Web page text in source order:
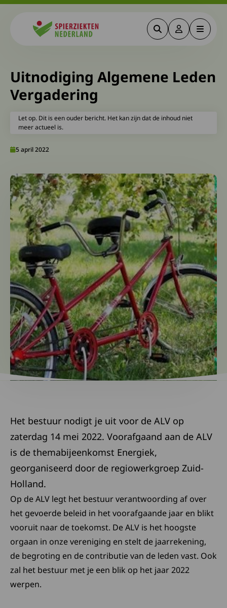
ZoekenDeze link
Menu
Uitnodiging Algemene Leden
Vergadering
Let op. Dit is een ouder bericht. Het kan zijn dat de inhoud niet
meer actueel is.
5 april 2022
Het bestuur nodigt je uit voor de ALV op
zaterdag 14 mei 2022. Voorafgaand aan de ALV
is de themabijeenkomst Energiek,
georganiseerd door de regiowerkgroep Zuid-
Holland.
Op de ALV legt het bestuur verantwoording af over
het gevoerde beleid in het voorafgaande jaar en blikt
vooruit naar de toekomst. De ALV is het hoogste
orgaan in onze vereniging en stelt de jaarrekening,
de begroting en de contributie van de leden vast. Ook
zal het bestuur met je een blik op het jaar 2022
werpen.